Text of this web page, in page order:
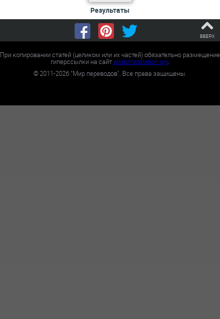
Результаты
ВВЕРХ
При копировании статей (целиком или их частей) обязательно размещение
гиперссылки на сайтworldtranslation.org.
©2011-2026 "Мир переводов". Все права защищены.